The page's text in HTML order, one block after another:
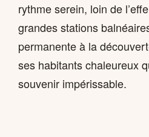
rythme serein, loin de
grandes stations
permanente à la
ses habitants chaleureux
souvenir impérissable.